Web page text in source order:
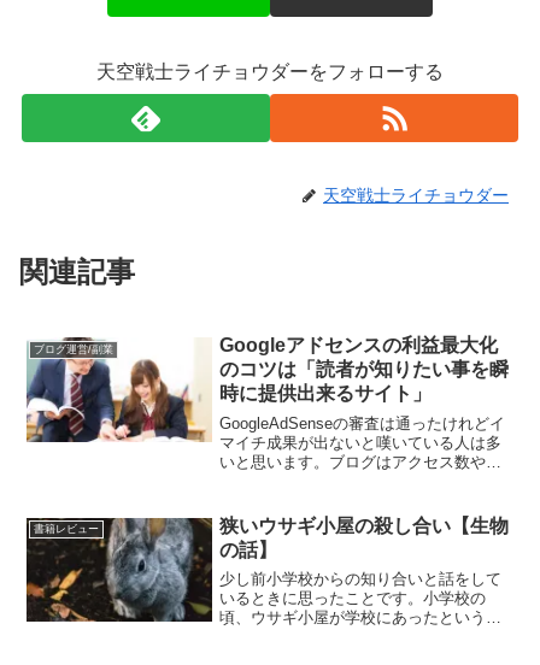
天空戦士ライチョウダーをフォローする
天空戦士ライチョウダー
関連記事
ブログ運営/副業
Googleアドセンスの利益最大化
のコツは「読者が知りたい事を瞬
時に提供出来るサイト」
GoogleAdSenseの審査は通ったけれどイ
マイチ成果が出ないと嘆いている人は多
いと思います。ブログはアクセス数やク
す。この記事ではそういった問題を一つ
ずつクリアしていき収益が出せるように
するためのテクニックを紹介しようと思
います。
書籍レビュー
狭いウサギ小屋の殺し合い【生物
の話】
少し前小学校からの知り合いと話をして
いるときに思ったことです。小学校の
頃、ウサギ小屋が学校にあったという方